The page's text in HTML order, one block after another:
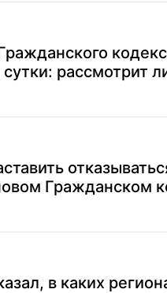
рассмотрит
Гражданском
в каких